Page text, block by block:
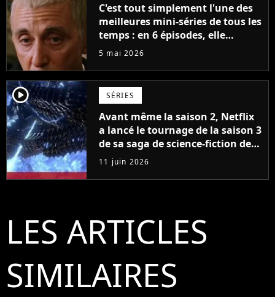
C'est tout simplement l'une des
meilleures mini-séries de tous les
temps : en 6 épisodes, elle
accomplit plus que d'autres
5 mai 2026
player2 SÉRIES
Avant même la saison 2, Netflix
a lancé le tournage de la saison 3
de sa saga de science-fiction des
créateurs de Game of Thrones
11 juin 2026
LES ARTICLES
SIMILAIRES